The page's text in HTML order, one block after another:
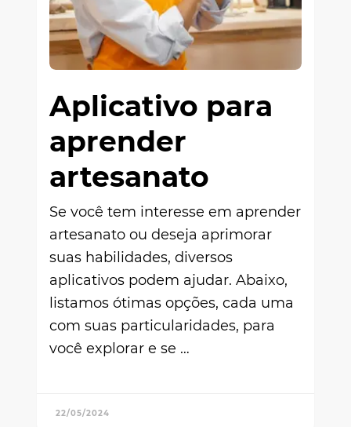
Aplicativo para
aprender
artesanato
Se você tem interesse em aprender
artesanato ou deseja aprimorar
suas habilidades, diversos
aplicativos podem ajudar. Abaixo,
listamos ótimas opções, cada uma
com suas particularidades, para
você explorar e se …
22/05/2024